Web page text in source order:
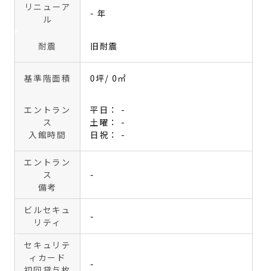
リニューア
ル
- 年
耐震 旧耐震
基準階面積 0坪/ 0㎡
エントラン
ス
入館時間
平日： -
土曜： -
日祝： -
エントラン
ス
備考
-
ビルセキュ
リティ
-
セキュリテ
ィカード
-